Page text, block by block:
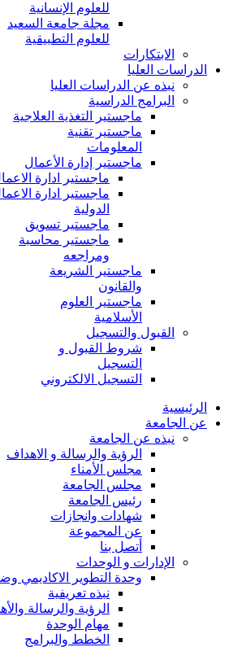
للعلوم الإنسانية
مجلة جامعة السعيد
للعلوم التطبيقية
الابتكارات
الدراسات العليا
نبذه عن الدراسات العليا
البرامج الدراسية
ماجستير التغذية العلاجية
ماجستير تقنية
المعلومات
ماجستير إدارة الأعمال
ماجستير ادارة
ماجستير ادارة
الدولية
ماجستير تسويق
ماجستير محاسبة
ومراجعه
ماجستير الشريعة
والقانون
ماجستير العلوم
الأسلامية
القبول والتسجيل
شروط القبول و
التسجيل
التسجيل الالكتروني
الرئيسية
عن الجامعة
نبذه عن الجامعة
الرؤية والرسالة و الاهداف
مجلس الأمناء
مجلس الجامعة
رئيس الجامعة
شهادات وانجازات
عن المجموعة
أتصل بنا
الإدارات و الوحدات
وحدة التطوير الاكاديمي
نبذه تعريفية
الرؤية والرسالة
مهام الوحدة
الخطط والبرامج